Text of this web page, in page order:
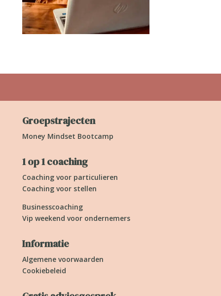
Groepstrajecten
Money Mindset Bootcamp
1 op 1 coaching
Coaching voor particulieren
Coaching voor stellen
Businesscoaching
Vip weekend voor ondernemers
Informatie
Algemene voorwaarden
Cookiebeleid